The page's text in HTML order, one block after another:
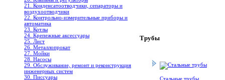
21. Конденсатоотводчики, сепараторы и
воздухоотводчики
22. Контрольно-измерительные приборы и
автоматика
23. Котлы
24. Крепежные аксессуары
25. Лист
26. Металлопрокат
27. Мойки
28. Насосы
29. Обслуживание, ремонт и реконструкция
инженерных систем
30. Писсуары
Трубы
Стальные трубы